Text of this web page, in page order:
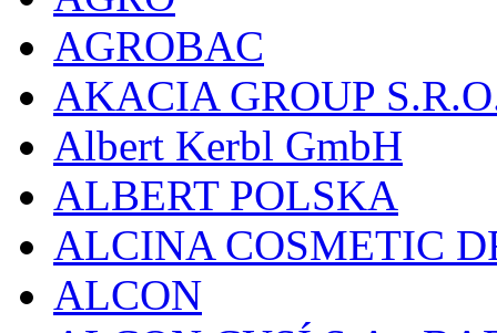
AGROBAC
AKACIA GROUP
Albert Kerbl GmbH
ALBERT POLSKA
ALCINA COSMETIC
ALCON